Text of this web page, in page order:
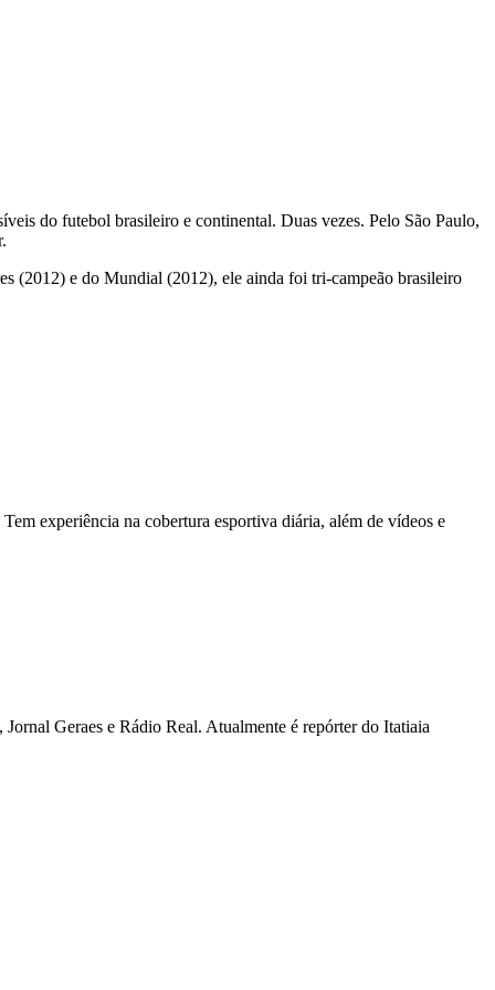
do futebol brasileiro e continental. Duas vezes. Pelo São Paulo,
(2012) e do Mundial (2012), ele ainda foi tri-campeão brasileiro
experiência na cobertura esportiva diária, além de vídeos e
Geraes e Rádio Real. Atualmente é repórter do Itatiaia